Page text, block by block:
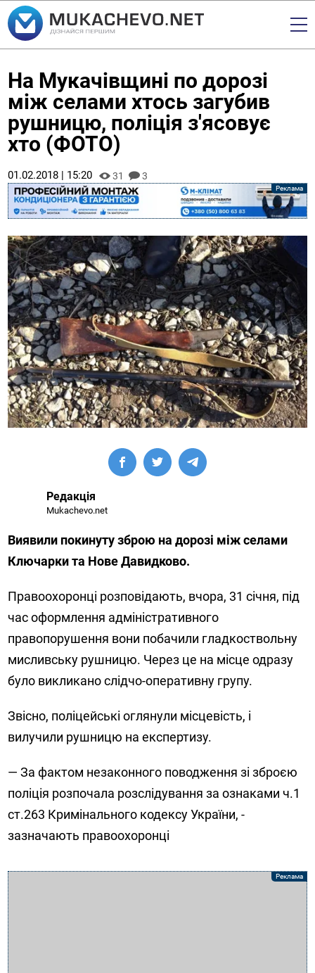
На Мукачівщині по дорозі
між селами хтось загубив
рушницю, поліція з'ясовує
хто (ФОТО)
01.02.2018 | 15:20 31 3
Редакція
Mukachevo.net
Виявили покинуту зброю на дорозі між селами
Ключарки та Нове Давидково.
Правоохоронці розповідають, вчора, 31 січня, під
час оформлення адміністративного
правопорушення вони побачили гладкоствольну
мисливську рушницю. Через це на місце одразу
було викликано слідчо-оперативну групу.
Звісно, поліцейські оглянули місцевість, і
вилучили рушницю на експертизу.
— За фактом незаконного поводження зі зброєю
поліція розпочала розслідування за ознаками ч.1
ст.263 Кримінального кодексу України, -
зазначають правоохоронці